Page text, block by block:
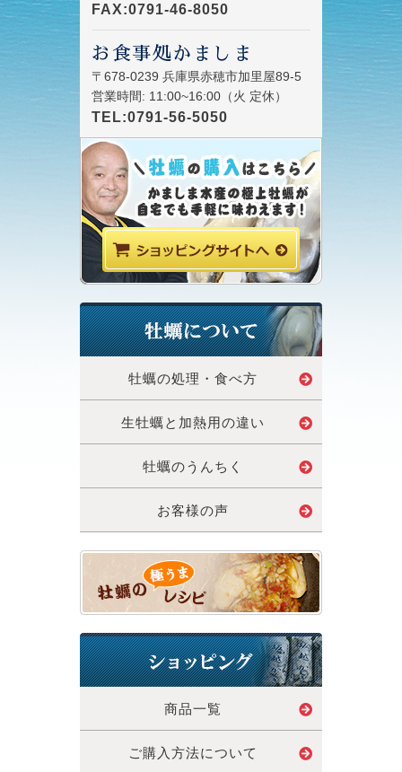
FAX:0791-46-8050
お食事処かましま
〒678-0239 兵庫県赤穂市加里屋89-5
営業時間: 11:00~16:00（火 定休）
TEL:0791-56-5050
牡蠣の処理・食べ方
生牡蠣と加熱用の違い
牡蠣のうんちく
お客様の声
商品一覧
ご購入方法について